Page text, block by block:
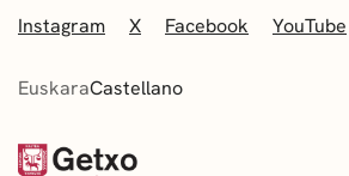
Instagram X Facebook YouTube
EuskaraCastellano